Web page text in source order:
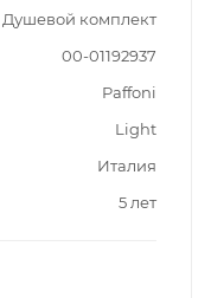
Душевой комплект
00-01192937
Paffoni
Light
Италия
5 лет